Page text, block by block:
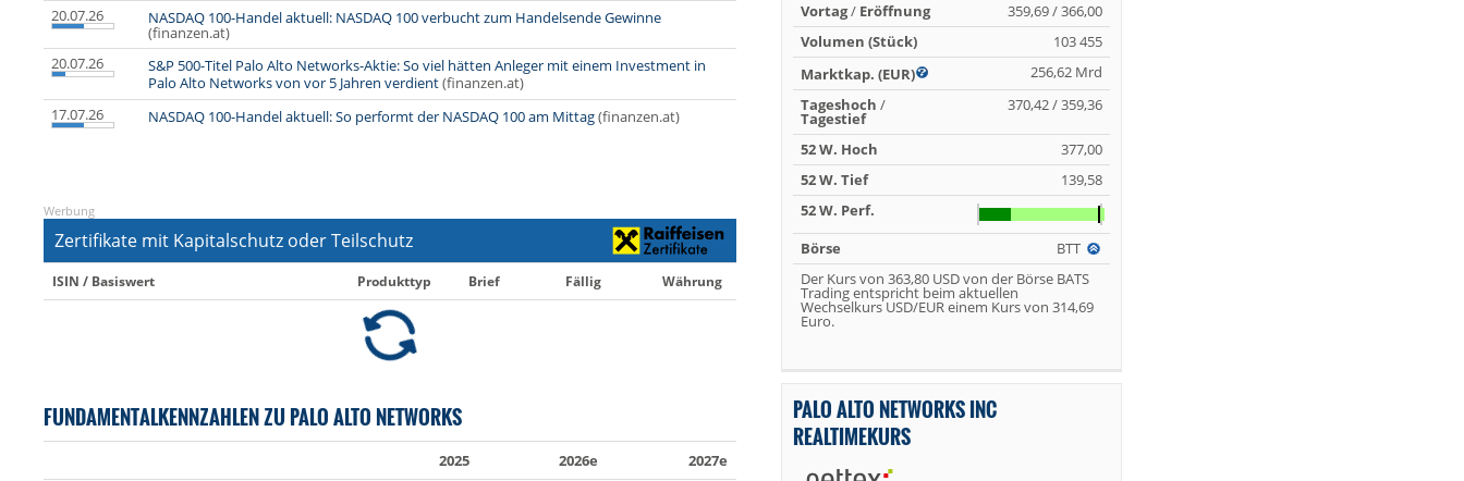
20.07.26
NASDAQ 100-Handel aktuell: NASDAQ 100 verbucht zum Handelsende Gewinne
(finanzen.at)
20.07.26
S&P 500-Titel Palo Alto Networks-Aktie: So viel hätten Anleger mit einem Investment in
Palo Alto Networks von vor 5 Jahren verdient(finanzen.at)
17.07.26
NASDAQ 100-Handel aktuell: So performt der NASDAQ 100 am Mittag(finanzen.at)
Werbung
Zertifikate mit Kapitalschutz oder Teilschutz
ISIN / Basiswert Produkttyp Brief Fällig Währung
FUNDAMENTALKENNZAHLEN ZU PALO ALTO NETWORKS
2025 2026e
2027e
Vortag/ Eröffnung
359,69 / 366,00
Volumen (Stück)
103 455
Marktkap. (EUR)
256,62 Mrd
Tageshoch /
Tagestief
370,42 / 359,36
52 W. Hoch
377,00
52 W. Tief
139,58
52 W. Perf.
Börse
BTT
Der Kurs von 363,80 USD von der Börse BATS
Trading entspricht beim aktuellen
Wechselkurs USD/EUR einem Kurs von 314,69
Euro.
PALO ALTO NETWORKS INC
REALTIMEKURS